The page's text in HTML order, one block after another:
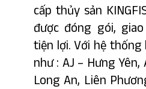
cấp thủy sản
được đóng gói,
tiện lợi. Với hệ thống
như : AJ – Hưng Yên,
Long An, Liên